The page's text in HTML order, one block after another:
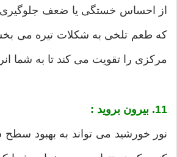
از احساس خستگی یا ضعف جلوگیری
که طعم تلخی به شکلات تیره می
مرکزی را تقویت می کند تا به شما
11. بیرون بروید :
نور خورشید می تواند به بهبود